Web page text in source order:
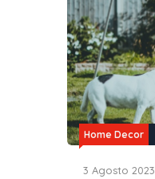
Home Decor
3 Agosto 2023